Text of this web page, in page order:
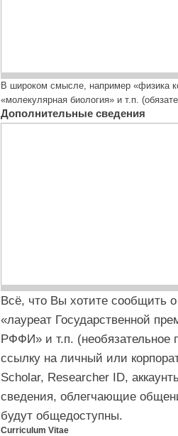
В широком смысле, например «физика
«молекулярная биология» и т.п.
Дополнительные сведения
Всё, что Вы хотите сообщить
«лауреат Государственной
РФФИ» и т.п. (необязательное
ссылку на личный или
Scholar, Researcher ID,
сведения, облегчающие
будут общедоступны.
Curriculum Vitae